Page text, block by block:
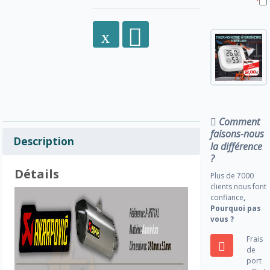
Description
Détails
Comment
faisons-nous
la différence
?
Plus de 7000
clients nous font
confiance,
Pourquoi pas
vous ?
Frais
de
port